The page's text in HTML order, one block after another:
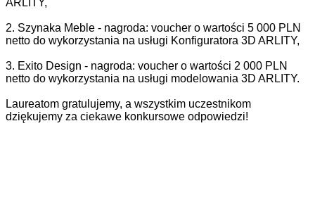
2. Szynaka Meble - nagroda: voucher o wartości 5 000 PLN
netto do wykorzystania na usługi Konfiguratora 3D ARLITY,
3. Exito Design - nagroda: voucher o wartości 2 000 PLN
netto do wykorzystania na usługi modelowania 3D ARLITY.
Laureatom gratulujemy, a wszystkim uczestnikom
dziękujemy za ciekawe konkursowe odpowiedzi!